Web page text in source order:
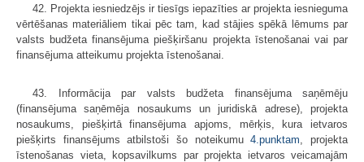
42. Projekta iesniedzējs ir tiesīgs iepazīties ar projekta iesnieguma
vērtēšanas materiāliem tikai pēc tam, kad stājies spēkā lēmums par
valsts budžeta finansējuma piešķiršanu projekta īstenošanai vai par
finansējuma atteikumu projekta īstenošanai.
43. Informācija par valsts budžeta finansējuma saņēmēju
(finansējuma saņēmēja nosaukums un juridiskā adrese), projekta
nosaukums, piešķirtā finansējuma apjoms, mērķis, kura ietvaros
piešķirts finansējums atbilstoši šo noteikumu4.punktam , projekta
īstenošanas vieta, kopsavilkums par projekta ietvaros veicamajām